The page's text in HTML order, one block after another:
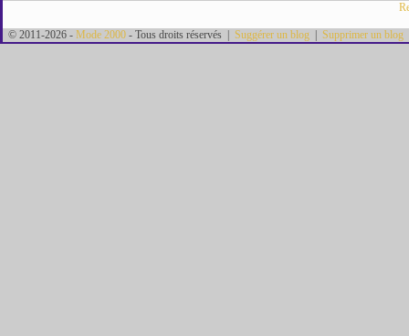
© 2011-2026 - Mode 2000 - Tous droits réservés | Suggérer un blog Supprimer un blog